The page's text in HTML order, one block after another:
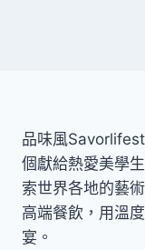
品味風
個獻給熱愛美學
索世界各地的藝
高端餐飲，用溫
宴。